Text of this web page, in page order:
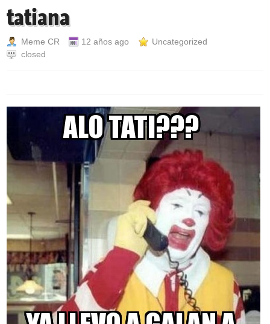
tatiana
Meme CR 12 años ago
Uncategorized
closed